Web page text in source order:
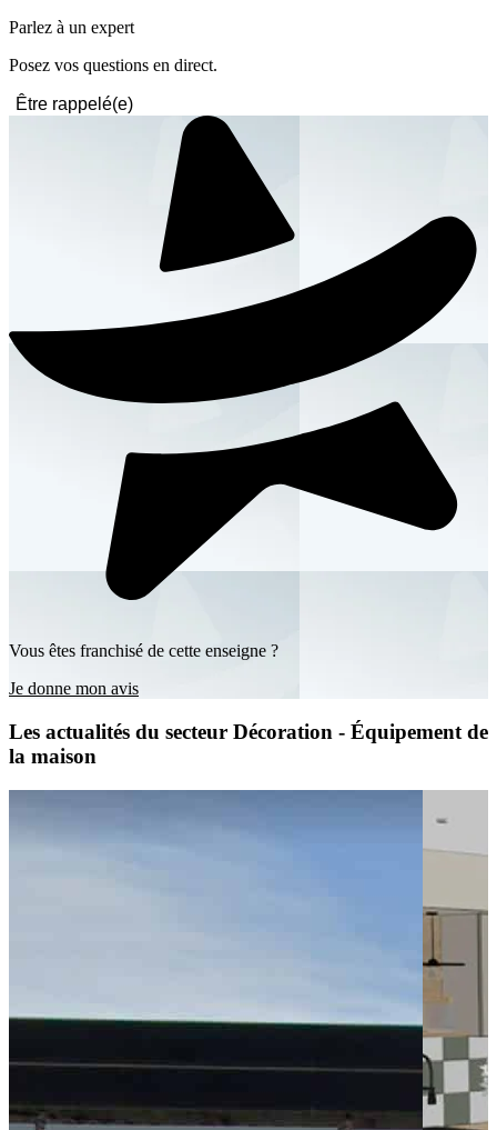
Parlez à un expert
Posez vos questions en direct.
Être rappelé(e)
Vous êtes franchisé de cette enseigne ?
Je donne mon avis
Les actualités du secteur Décoration - Équipement de
la maison